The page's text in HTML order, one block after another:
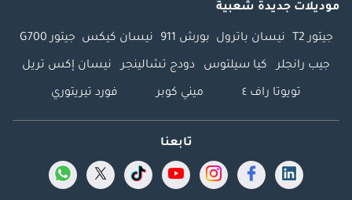
موديلات جديدة شعبية
جيتور T2 نيسان باترول بورش 911 نيسان كيكس جيتور G700
جيب رانجلر كيا سيلتوس دودج تشالينجر نيسان إكس تريل
تويوتا راف ٤ ميني كوبر فورد تيريتوري
تابعنا